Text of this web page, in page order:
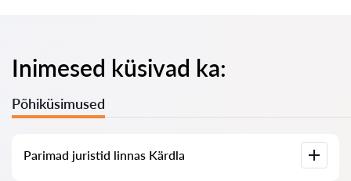
Inimesed küsivad ka:
Põhiküsimused
Parimad juristid linnas Kärdla